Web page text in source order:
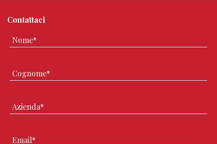
Contattaci